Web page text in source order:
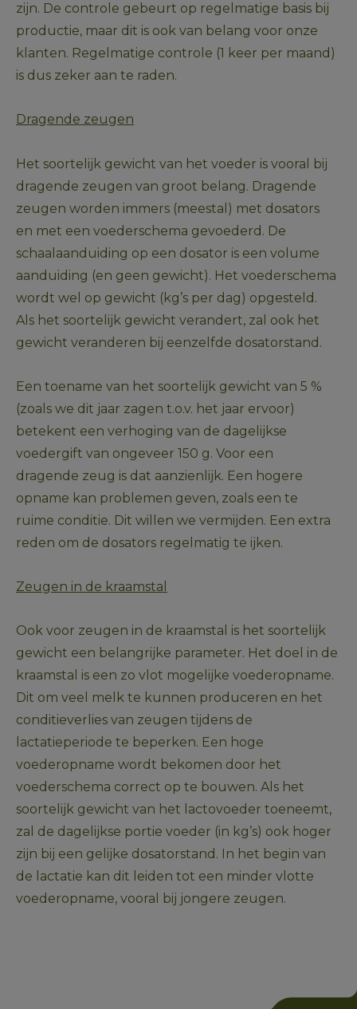
zijn. De controle gebeurt op regelmatige basis bij
productie, maar dit is ook van belang voor onze
klanten. Regelmatige controle (1 keer per maand)
is dus zeker aan te raden.
Dragende zeugen
Het soortelijk gewicht van het voeder is vooral bij
dragende zeugen van groot belang. Dragende
zeugen worden immers (meestal) met dosators
en met een voederschema gevoederd. De
schaalaanduiding op een dosator is een volume
aanduiding (en geen gewicht). Het voederschema
wordt wel op gewicht (kg’s per dag) opgesteld.
Als het soortelijk gewicht verandert, zal ook het
gewicht veranderen bij eenzelfde dosatorstand.
Een toename van het soortelijk gewicht van 5 %
(zoals we dit jaar zagen t.o.v. het jaar ervoor)
betekent een verhoging van de dagelijkse
voedergift van ongeveer 150 g. Voor een
dragende zeug is dat aanzienlijk. Een hogere
opname kan problemen geven, zoals een te
ruime conditie. Dit willen we vermijden. Een extra
reden om de dosators regelmatig te ijken.
Zeugen in de kraamstal
Ook voor zeugen in de kraamstal is het soortelijk
gewicht een belangrijke parameter. Het doel in de
kraamstal is een zo vlot mogelijke voederopname.
Dit om veel melk te kunnen produceren en het
conditieverlies van zeugen tijdens de
lactatieperiode te beperken. Een hoge
voederopname wordt bekomen door het
voederschema correct op te bouwen. Als het
soortelijk gewicht van het lactovoeder toeneemt,
zal de dagelijkse portie voeder (in kg’s) ook hoger
zijn bij een gelijke dosatorstand. In het begin van
de lactatie kan dit leiden tot een minder vlotte
voederopname, vooral bij jongere zeugen.